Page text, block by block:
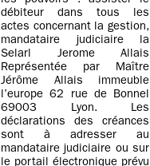
débiteur dans tous les
actes concernant la gestion,
mandataire judiciaire la
Selarl Jerome Allais
Représentée par Maître
Jérôme Allais immeuble
l’europe 62 rue de Bonnel
69003 Lyon. Les
déclarations des créances
sont à adresser au
mandataire judiciaire ou sur
le portail électronique prévu